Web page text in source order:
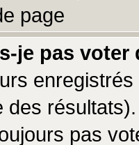
page
je pas voter
des
pas